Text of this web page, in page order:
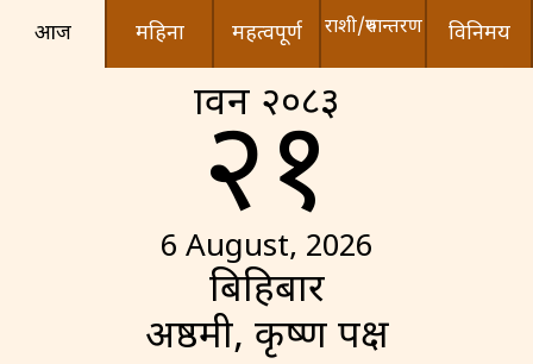
आज महिना महत्वपूर्ण राशी/रुपान्तरण विनिमय
श्रावन २०८३
२१
6 August, 2026
बिहिबार
अष्ठमी, कृष्ण पक्ष